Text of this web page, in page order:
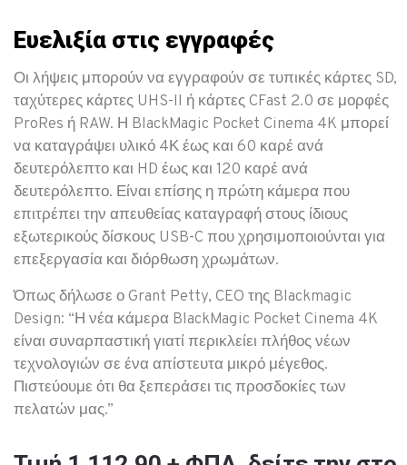
Ευελιξία στις εγγραφές
Οι λήψεις μπορούν να εγγραφούν σε τυπικές κάρτες SD,
ταχύτερες κάρτες UHS-II ή κάρτες CFast 2.0 σε μορφές
ProRes ή RAW. Η BlackMagic Pocket Cinema 4K μπορεί
να καταγράψει υλικό 4Κ έως και 60 καρέ ανά
δευτερόλεπτο και HD έως και 120 καρέ ανά
δευτερόλεπτο. Είναι επίσης η πρώτη κάμερα που
επιτρέπει την απευθείας καταγραφή στους ίδιους
εξωτερικούς δίσκους USB-C που χρησιμοποιούνται για
επεξεργασία και διόρθωση χρωμάτων.
Όπως δήλωσε ο Grant Petty, CEO της Blackmagic
Design: “Η νέα κάμερα BlackMagic Pocket Cinema 4K
είναι συναρπαστική γιατί περικλείει πλήθος νέων
τεχνολογιών σε ένα απίστευτα μικρό μέγεθος.
Πιστεύουμε ότι θα ξεπεράσει τις προσδοκίες των
πελατών μας.”